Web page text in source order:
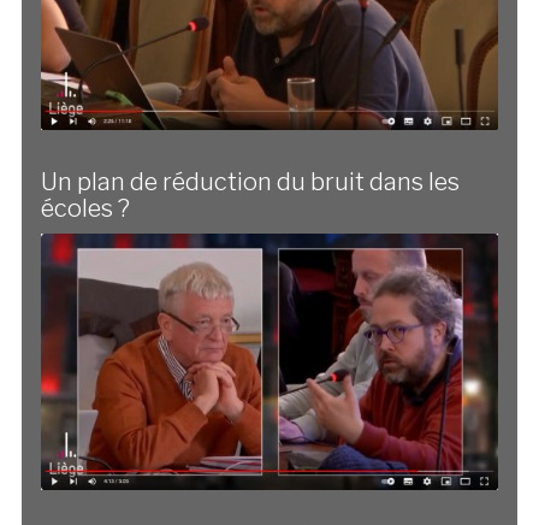
Un plan de réduction du bruit dans les
écoles ?